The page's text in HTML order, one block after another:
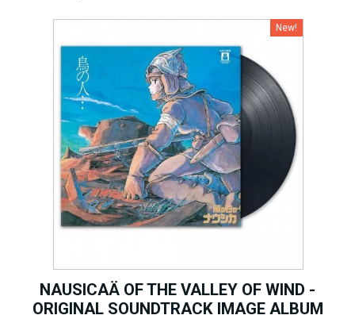
New!
NAUSICAÄ OF THE VALLEY OF WIND -
ORIGINAL SOUNDTRACK IMAGE ALBUM